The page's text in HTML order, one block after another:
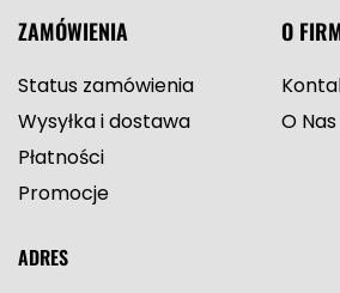
ZAMÓWIENIA
Status zamówienia
Wysyłka i dostawa
Płatności
Promocje
O
O Nas
ADRES